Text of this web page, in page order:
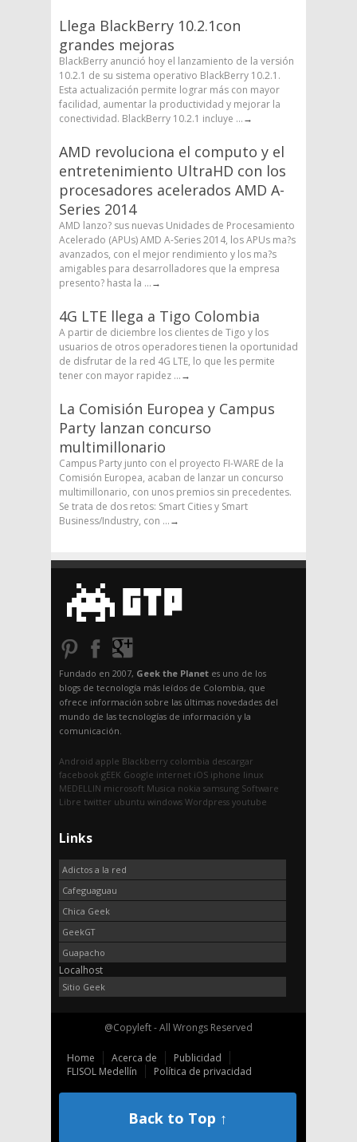
Llega BlackBerry 10.2.1con
grandes mejoras
BlackBerry anunció hoy el lanzamiento de la versión
10.2.1 de su sistema operativo BlackBerry 10.2.1.
Esta actualización permite lograr más con mayor
facilidad, aumentar la productividad y mejorar la
conectividad. BlackBerry 10.2.1 incluye ...→
AMD revoluciona el computo y el
entretenimiento UltraHD con los
procesadores acelerados AMD A-
Series 2014
AMD lanzo? sus nuevas Unidades de Procesamiento
Acelerado (APUs) AMD A-Series 2014, los APUs ma?s
avanzados, con el mejor rendimiento y los ma?s
amigables para desarrolladores que la empresa
presento? hasta la ...→
4G LTE llega a Tigo Colombia
A partir de diciembre los clientes de Tigo y los
usuarios de otros operadores tienen la oportunidad
de disfrutar de la red 4G LTE, lo que les permite
tener con mayor rapidez ...→
La Comisión Europea y Campus
Party lanzan concurso
multimillonario
Campus Party junto con el proyecto FI-WARE de la
Comisión Europea, acaban de lanzar un concurso
multimillonario, con unos premios sin precedentes.
Se trata de dos retos: Smart Cities y Smart
Business/Industry, con ...→
Fundado en 2007, Geek the Planet es uno de los
blogs de tecnología más leídos de Colombia, que
ofrece información sobre las últimas novedades del
mundo de las tecnologías de información y la
comunicación.
Android apple Blackberry colombia descargar
facebook gEEK Google internet iOS iphone linux
MEDELLIN microsoft Musica nokia samsung Software
Libre twitter ubuntu windows Wordpress youtube
Links
Adictos a la red
Cafeguaguau
Chica Geek
GeekGT
Guapacho
Localhost
Sitio Geek
@Copyleft - All Wrongs Reserved
Home Acerca de
Publicidad
FLISOL Medellín
Política de privacidad
Back to Top ↑